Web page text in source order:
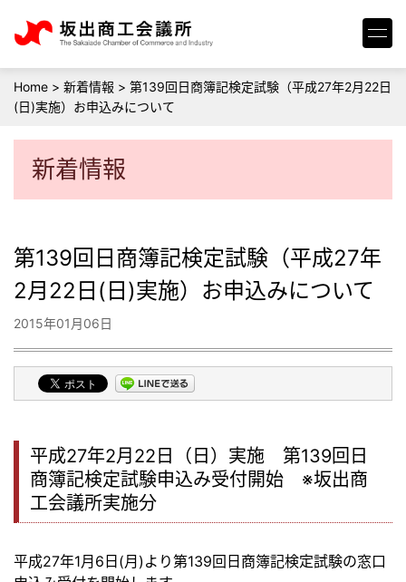
Home > 新着情報 > 第139回日商簿記検定試験（平成27年2月22日
(日)実施）お申込みについて
新着情報
第139回日商簿記検定試験（平成27年
2月22日(日)実施）お申込みについて
2015年01月06日
平成27年2月22日（日）実施 第139回日
商簿記検定試験申込み受付開始 ※坂出商
工会議所実施分
平成27年1月6日(月)より第139回日商簿記検定試験の窓口